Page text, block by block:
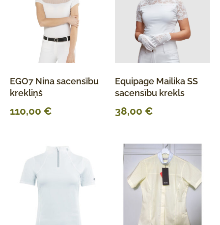
EGO7 Nina sacensību
krekliņš
110,00 €
Equipage Mailika SS
sacensību krekls
38,00 €